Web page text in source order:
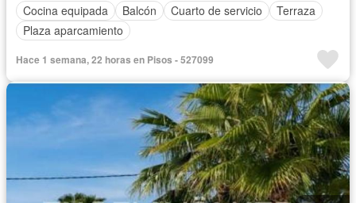
Cocina equipada
Balcón Cuarto de servicio
Terraza
Plaza aparcamiento
Hace 1 semana, 22 horas en Pisos - 527099